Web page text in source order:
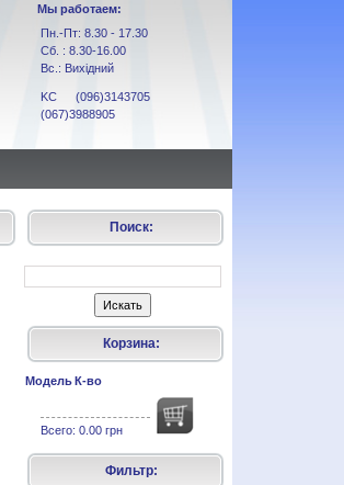
Мы работаем:
Пн.-Пт: 8.30 - 17.30
Сб. : 8.30-16.00
Вс.: Вихідний
KC (096)3143705
(067)3988905
Поиск:
Корзина:
МодельК-во
Всего: 0.00 грн
Фильтр: